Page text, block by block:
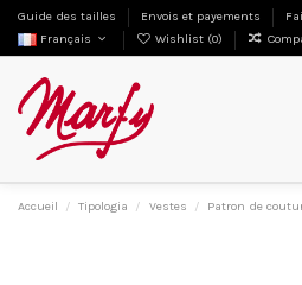
Guide des tailles Envois et payements
Français
Wishlist (0)
Accueil Tipologia Vestes Patron de